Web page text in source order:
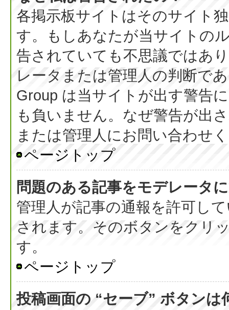
各掲示板サイトはそのサイト
す。もしあなたが当サイトの
告されていても不思議ではあ
レータまたは管理人の判断で
Group は当サイトが出す警告
も負いません。なぜ警告が出
または管理人にお問い合わせ
ページトップ
問題のある記事をモデレータ
管理人が記事の通報を許可し
されます。そのボタンをクリ
す。
ページトップ
投稿画面の “セーブ” ボタンは